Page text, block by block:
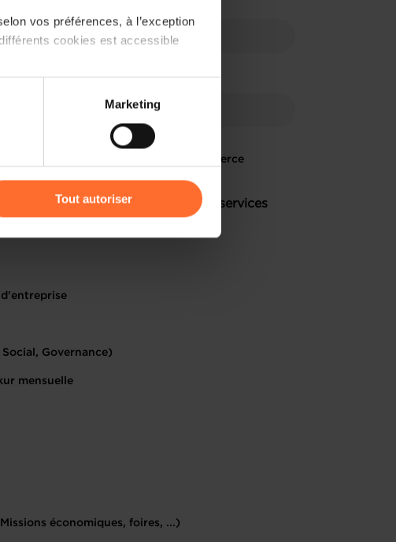
vos préférences, à l’exception
cookies est accessible
partage sur les réseaux
Marketing
Tout autoriser
de la Chambre de Commerce
en relation avec les thèmes ou services
Governance)
mensuelle
économiques, foires, ...)